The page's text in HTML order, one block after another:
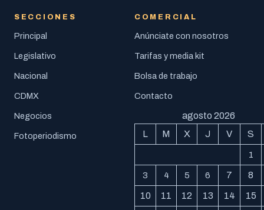
SECCIONES
Principal
Legislativo
Nacional
CDMX
Negocios
Fotoperiodismo
COMERCIAL
Anúnciate con nosotros
Tarifas y media kit
Bolsa de trabajo
Contacto
agosto 2026
L
M X J V S
1
3 4 5 6 7 8
10 11 12 13 14 15